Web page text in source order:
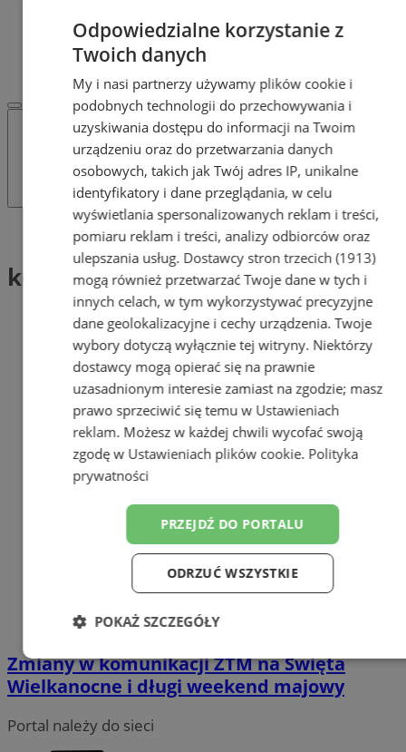
Pracuj.pl - praca w Tychach
REKLAMA
WSPÓŁPRACA
Tag: komunikacja publiczna
komunikacja publiczna (1)
Zmiany w komunikacji ZTM na Święta
Wielkanocne i długi weekend majowy
Portal należy do sieci
Odpowiedzialne korzystanie z
Twoich danych
My i nasi partnerzy używamy plików cookie i
podobnych technologii do przechowywania i
uzyskiwania dostępu do informacji na Twoim
urządzeniu oraz do przetwarzania danych
osobowych, takich jak Twój adres IP, unikalne
identyfikatory i dane przeglądania, w celu
wyświetlania spersonalizowanych reklam i treści,
pomiaru reklam i treści, analizy odbiorców oraz
ulepszania usług. Dostawcy stron trzecich (1913)
mogą również przetwarzać Twoje dane w tych i
innych celach, w tym wykorzystywać precyzyjne
dane geolokalizacyjne i cechy urządzenia. Twoje
wybory dotyczą wyłącznie tej witryny. Niektórzy
dostawcy mogą opierać się na prawnie
uzasadnionym interesie zamiast na zgodzie; masz
prawo sprzeciwić się temu w Ustawieniach
reklam. Możesz w każdej chwili wycofać swoją
zgodę w Ustawieniach plików cookie. Polityka
prywatności
PRZEJDŹ DO PORTALU
ODRZUĆ WSZYSTKIE
POKAŻ SZCZEGÓŁY
Niezbędne Wydajność Targetowanie
Funkcjonalność